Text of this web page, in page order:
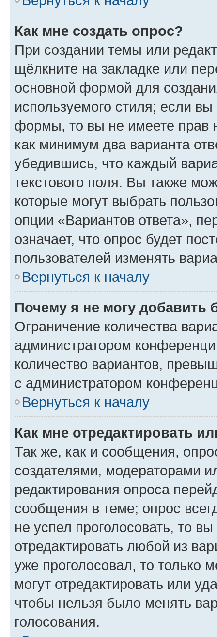
Как мне создать опрос?
При создании темы или
щёлкните на закладке или
основной формой для
используемого стиля; если
формы, то вы не имеете прав
как минимум два варианта
убедившись, что каждый
текстового поля. Вы также
которые могут выбрать
опции «Вариантов ответа»,
означает, что опрос будет
пользователей изменять
Вернуться к началу
Почему я не могу добавить
Ограничение количества
администратором
количество вариантов,
с администратором
Вернуться к началу
Как мне отредактировать
Так же, как и сообщения,
создателями, модераторами
редактирования опроса
сообщения в теме; опрос
не успел проголосовать, то
отредактировать любой из
уже проголосовал, то только
могут отредактировать или
чтобы нельзя было менять
голосования.